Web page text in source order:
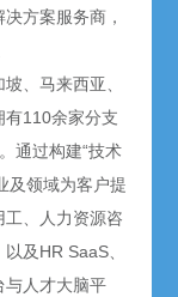
方案服务商，
、马来西亚、
有110余家分支
通过构建“技术
及领域为客户提
、人力资源咨
及HR SaaS、
与人才大脑平